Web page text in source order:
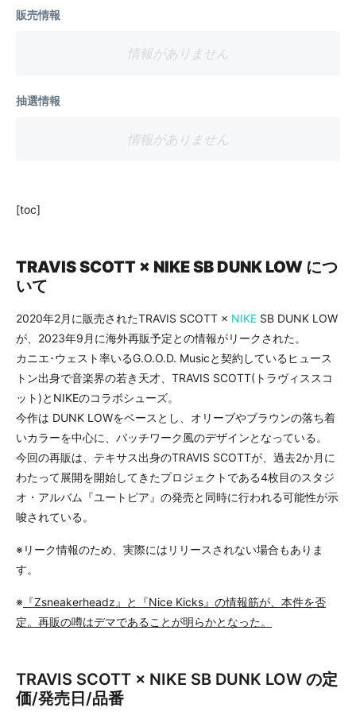
販売情報
情報がありません
抽選情報
情報がありません
[toc]
TRAVIS SCOTT × NIKE SB DUNK LOW につ
いて
2020年2月に販売されたTRAVIS SCOTT × NIKE SB DUNK LOW
が、2023年9月に海外再販予定との情報がリークされた。
カニエ･ウェスト率いるG.O.O.D. Musicと契約しているヒュース
トン出身で音楽界の若き天才、TRAVIS SCOTT(トラヴィススコ
ット)とNIKEのコラボシューズ。
今作は DUNK LOWをベースとし、オリーブやブラウンの落ち着
いカラーを中心に、パッチワーク風のデザインとなっている。
今回の再販は、テキサス出身のTRAVIS SCOTTが、過去2か月に
わたって展開を開始してきたプロジェクトである4枚目のスタジ
オ・アルバム『ユートピア』の発売と同時に行われる可能性が示
唆されている。
※リーク情報のため、実際にはリリースされない場合もありま
す。
※ 『Zsneakerheadz』と『Nice Kicks』の情報筋が、本件を否
定。再販の噂はデマであることが明らかとなった。
TRAVIS SCOTT × NIKE SB DUNK LOW の定
価/発売日/品番